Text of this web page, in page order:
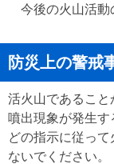
今後の火山活動
防災上の警戒
活火山であるこ
噴出現象が発生
どの指示に従っ
ないでください。